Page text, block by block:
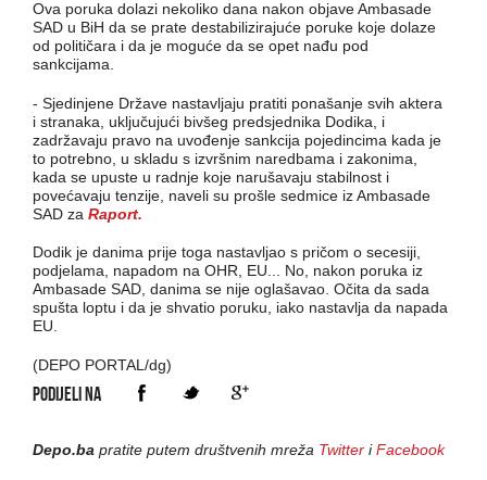
Ova poruka dolazi nekoliko dana nakon objave Ambasade
SAD u BiH da se prate destabilizirajuće poruke koje dolaze
od političara i da je moguće da se opet nađu pod
sankcijama.
- Sjedinjene Države nastavljaju pratiti ponašanje svih aktera
i stranaka, uključujući bivšeg predsjednika Dodika, i
zadržavaju pravo na uvođenje sankcija pojedincima kada je
to potrebno, u skladu s izvršnim naredbama i zakonima,
kada se upuste u radnje koje narušavaju stabilnost i
povećavaju tenzije, naveli su prošle sedmice iz Ambasade
SAD za Raport.
Dodik je danima prije toga nastavljao s pričom o secesiji,
podjelama, napadom na OHR, EU... No, nakon poruka iz
Ambasade SAD, danima se nije oglašavao. Očita da sada
spušta loptu i da je shvatio poruku, iako nastavlja da napada
EU.
(DEPO PORTAL/dg)
PODIJELI NA
Depo.ba pratite putem društvenih mreža Twitter iFacebook